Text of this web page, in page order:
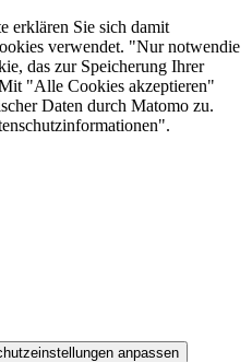
erklären Sie sich damit
verwendet. "Nur notwendie
das zur Speicherung Ihrer
"Alle Cookies akzeptieren"
Daten durch Matomo zu.
anpassen